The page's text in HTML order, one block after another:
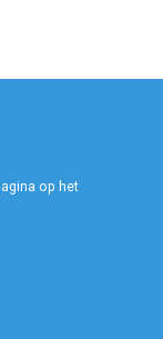
op het